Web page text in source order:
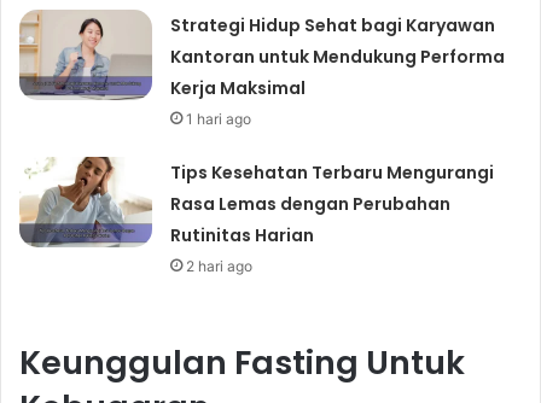
Strategi Hidup Sehat bagi Karyawan
Kantoran untuk Mendukung Performa
Kerja Maksimal
1 hari ago
Tips Kesehatan Terbaru Mengurangi
Rasa Lemas dengan Perubahan
Rutinitas Harian
2 hari ago
Keunggulan Fasting Untuk